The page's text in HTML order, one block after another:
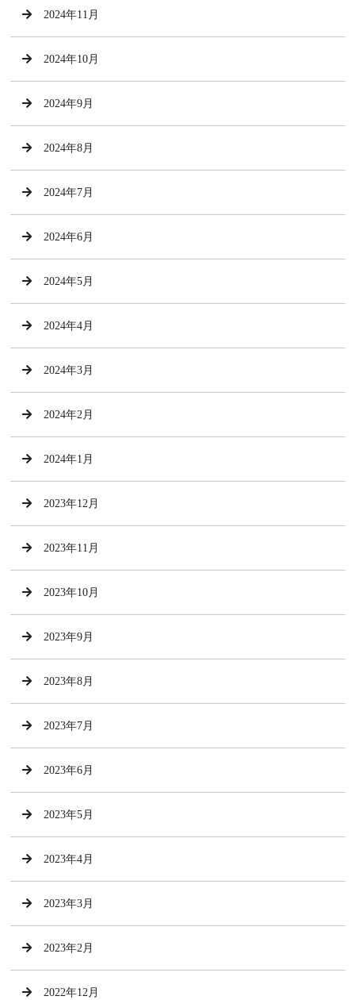
2024年11月
2024年10月
2024年9月
2024年8月
2024年7月
2024年6月
2024年5月
2024年4月
2024年3月
2024年2月
2024年1月
2023年12月
2023年11月
2023年10月
2023年9月
2023年8月
2023年7月
2023年6月
2023年5月
2023年4月
2023年3月
2023年2月
2022年12月